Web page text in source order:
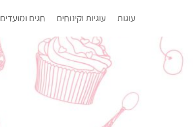
עוגות עוגיות וקינוחים חגים ומועדים